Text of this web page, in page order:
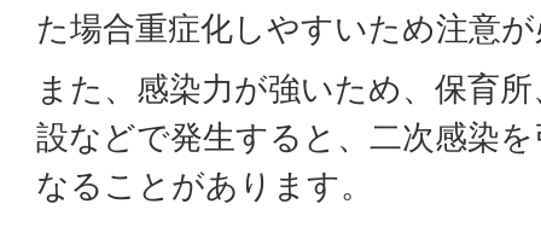
た場合重症化しやすいため注意
また、感染力が強いため、保育
設などで発生すると、二次感染
なることがあります。